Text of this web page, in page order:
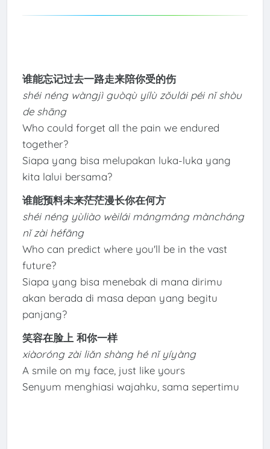
谁能忘记过去一路走来陪你受的伤
shéi néng wàngjì guòqù yílù zǒulái péi nǐ shòu
de shāng
Who could forget all the pain we endured
together?
Siapa yang bisa melupakan luka-luka yang
kita lalui bersama?
谁能预料未来茫茫漫长你在何方
shéi néng yùliào wèilái mángmáng màncháng
nǐ zài héfāng
Who can predict where you'll be in the vast
future?
Siapa yang bisa menebak di mana dirimu
akan berada di masa depan yang begitu
panjang?
笑容在脸上 和你一样
xiàoróng zài liǎn shàng hé nǐ yíyàng
A smile on my face, just like yours
Senyum menghiasi wajahku, sama sepertimu